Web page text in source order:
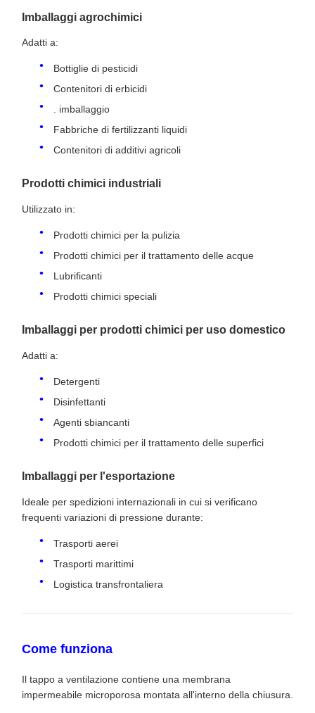
Imballaggi agrochimici
Adatti a:
Bottiglie di pesticidi
Contenitori di erbicidi
. imballaggio
Fabbriche di fertilizzanti liquidi
Contenitori di additivi agricoli
Prodotti chimici industriali
Utilizzato in:
Prodotti chimici per la pulizia
Prodotti chimici per il trattamento delle acque
Lubrificanti
Prodotti chimici speciali
Imballaggi per prodotti chimici per uso domestico
Adatti a:
Detergenti
Disinfettanti
Agenti sbiancanti
Prodotti chimici per il trattamento delle superfici
Imballaggi per l'esportazione
Ideale per spedizioni internazionali in cui si verificano
frequenti variazioni di pressione durante:
Trasporti aerei
Trasporti marittimi
Logistica transfrontaliera
Come funziona
Il tappo a ventilazione contiene una membrana
impermeabile microporosa montata all'interno della chiusura.